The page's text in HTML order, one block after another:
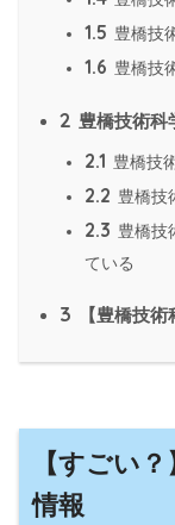
1.5 豊橋技
1.6 豊橋技
2 豊橋技術科
2.1 豊橋技
2.2 豊橋技
2.3 豊橋技
ている
3 【豊橋技
【すごい
情報